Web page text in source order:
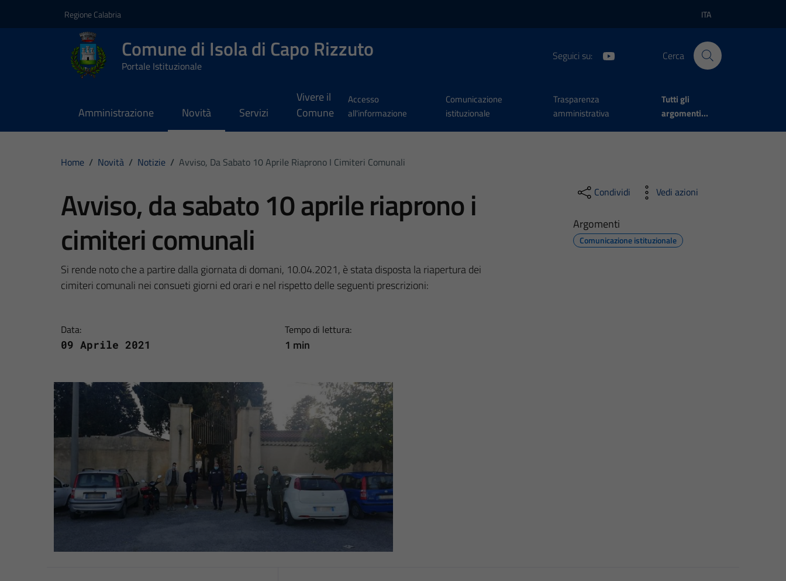
Regione Calabria Lingua attiva:
ITA
Comune di Isola di Capo Rizzuto
Portale Istituzionale
Seguici su: Cerca
Amministrazione Novità Servizi
Vivere il
Comune
Accesso
all'informazione
Comunicazione
istituzionale
Trasparenza
amministrativa
Tutti gli
argomenti...
Home / Novità / Notizie / Avviso, Da Sabato 10 Aprile Riaprono I Cimiteri Comunali
Avviso, da sabato 10 aprile riaprono i
cimiteri comunali
Si rende noto che a partire dalla giornata di domani, 10.04.2021, è stata disposta la riapertura dei
cimiteri comunali nei consueti giorni ed orari e nel rispetto delle seguenti prescrizioni:
Data:
09 Aprile 2021
Tempo di lettura:
1 min
Condividi Vedi azioni
Argomenti
Comunicazione istituzionale